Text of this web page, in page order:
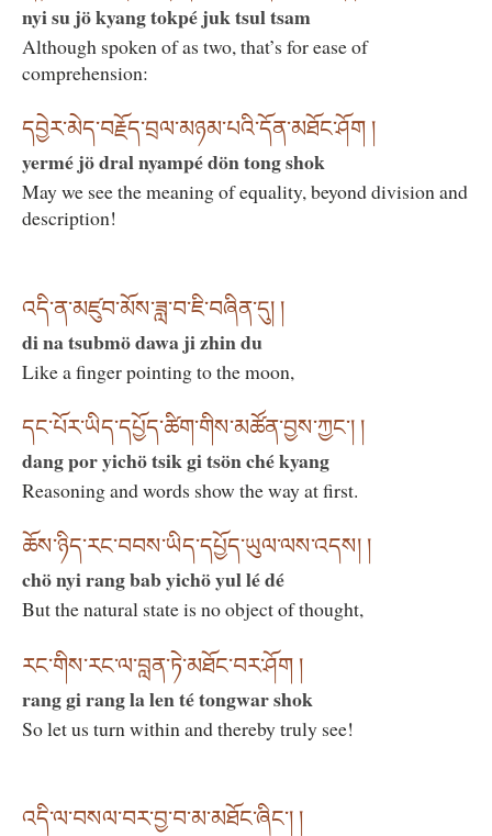
nyi su jö kyang tokpé juk tsul tsam
Although spoken of as two, that’s for ease of
comprehension:
དབྱེར་མེད་བརྗོད་བྲལ་མཉམ་པའི་དོན་མཐོང་ཤོག །
yermé jö dral nyampé dön tong shok
May we see the meaning of equality, beyond division and
description!
འདི་ན་མཛུབ་མོས་ཟླ་བ་ཇི་བཞིན་དུ། །
di na tsubmö dawa ji zhin du
Like a finger pointing to the moon,
དང་པོར་ཡིད་དཔྱོད་ཚིག་གིས་མཚོན་བྱས་ཀྱང་། །
dang por yichö tsik gi tsön ché kyang
Reasoning and words show the way at first.
ཆོས་ཉིད་རང་བབས་ཡིད་དཔྱོད་ཡུལ་ལས་འདས། །
chö nyi rang bab yichö yul lé dé
But the natural state is no object of thought,
རང་གིས་རང་ལ་བླན་ཏེ་མཐོང་བར་ཤོག །
rang gi rang la len té tongwar shok
So let us turn within and thereby truly see!
འདི་ལ་བསལ་བར་བྱ་བ་མ་མཐོང་ཞིང་། །